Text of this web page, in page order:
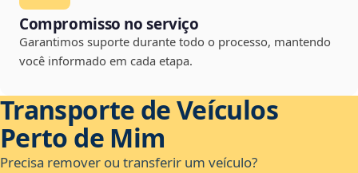
Compromisso no serviço
Garantimos suporte durante todo o processo, mantendo
você informado em cada etapa.
Transporte de Veículos
Perto de Mim
Precisa remover ou transferir um veículo?